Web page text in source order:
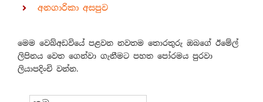
අනගාරිකා අසපුව
මෙම වෙබ්අඩවියේ පළවන නවතම තොරතුරු ඔබගේ ඊමේල්
ලිපිනය වෙත ගෙන්වා ගැනීමට පහත පෝරමය පුරවා
ලියාපදිංචි වන්න.